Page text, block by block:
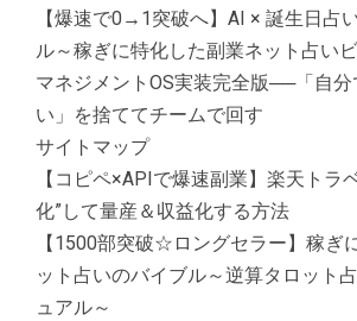
【爆速で0→1突破へ】AI × 誕生日占
ル～稼ぎに特化した副業ネット占い
マネジメントOS実装完全版──「自
い」を捨ててチームで回す
サイトマップ
【コピペ×APIで爆速副業】楽天トラ
化”して量産＆収益化する方法
【1500部突破☆ロングセラー】稼ぎ
ット占いのバイブル～逆算タロット
ュアル～